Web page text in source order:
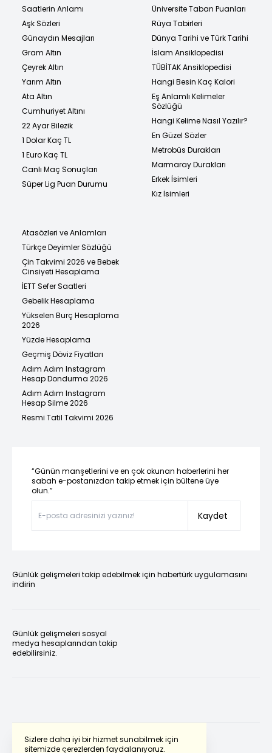
Sizlere daha iyi bir hizmet sunabilmek için
sitemizde çerezlerden faydalanıyoruz.
Saatlerin Anlamı
Aşk Sözleri
Günaydın Mesajları
Gram Altın
Çeyrek Altın
Yarım Altın
Ata Altın
Cumhuriyet Altını
22 Ayar Bilezik
1 Dolar Kaç TL
1 Euro Kaç TL
Canlı Maç Sonuçları
Süper Lig Puan Durumu
Üniversite Taban Puanları
Rüya Tabirleri
Dünya Tarihi ve Türk Tarihi
İslam Ansiklopedisi
TÜBİTAK Ansiklopedisi
Hangi Besin Kaç Kalori
Eş Anlamlı Kelimeler
Sözlüğü
Hangi Kelime Nasıl Yazılır?
En Güzel Sözler
Metrobüs Durakları
Marmaray Durakları
Erkek İsimleri
Kız İsimleri
Atasözleri ve Anlamları
Türkçe Deyimler Sözlüğü
Çin Takvimi 2026 ve Bebek
Cinsiyeti Hesaplama
İETT Sefer Saatleri
Gebelik Hesaplama
Yükselen Burç Hesaplama
2026
Yüzde Hesaplama
Geçmiş Döviz Fiyatları
Adım Adım Instagram
Hesap Dondurma 2026
Adım Adım Instagram
Hesap Silme 2026
Resmi Tatil Takvimi 2026
“Günün manşetlerini ve en çok okunan haberlerini her
sabah e-postanızdan takip etmek için bültene üye
olun.”
Kaydet
Günlük gelişmeleri takip edebilmek için habertürk uygulamasını
indirin
Günlük gelişmeleri sosyal
medya hesaplarından takip
edebilirsiniz.